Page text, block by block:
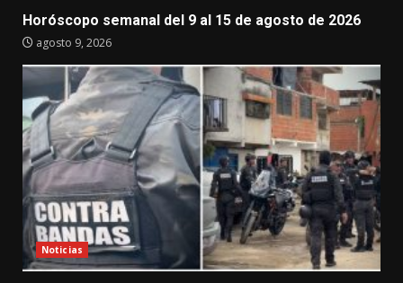
Horóscopo semanal del 9 al 15 de agosto de 2026
agosto 9, 2026
Noticias